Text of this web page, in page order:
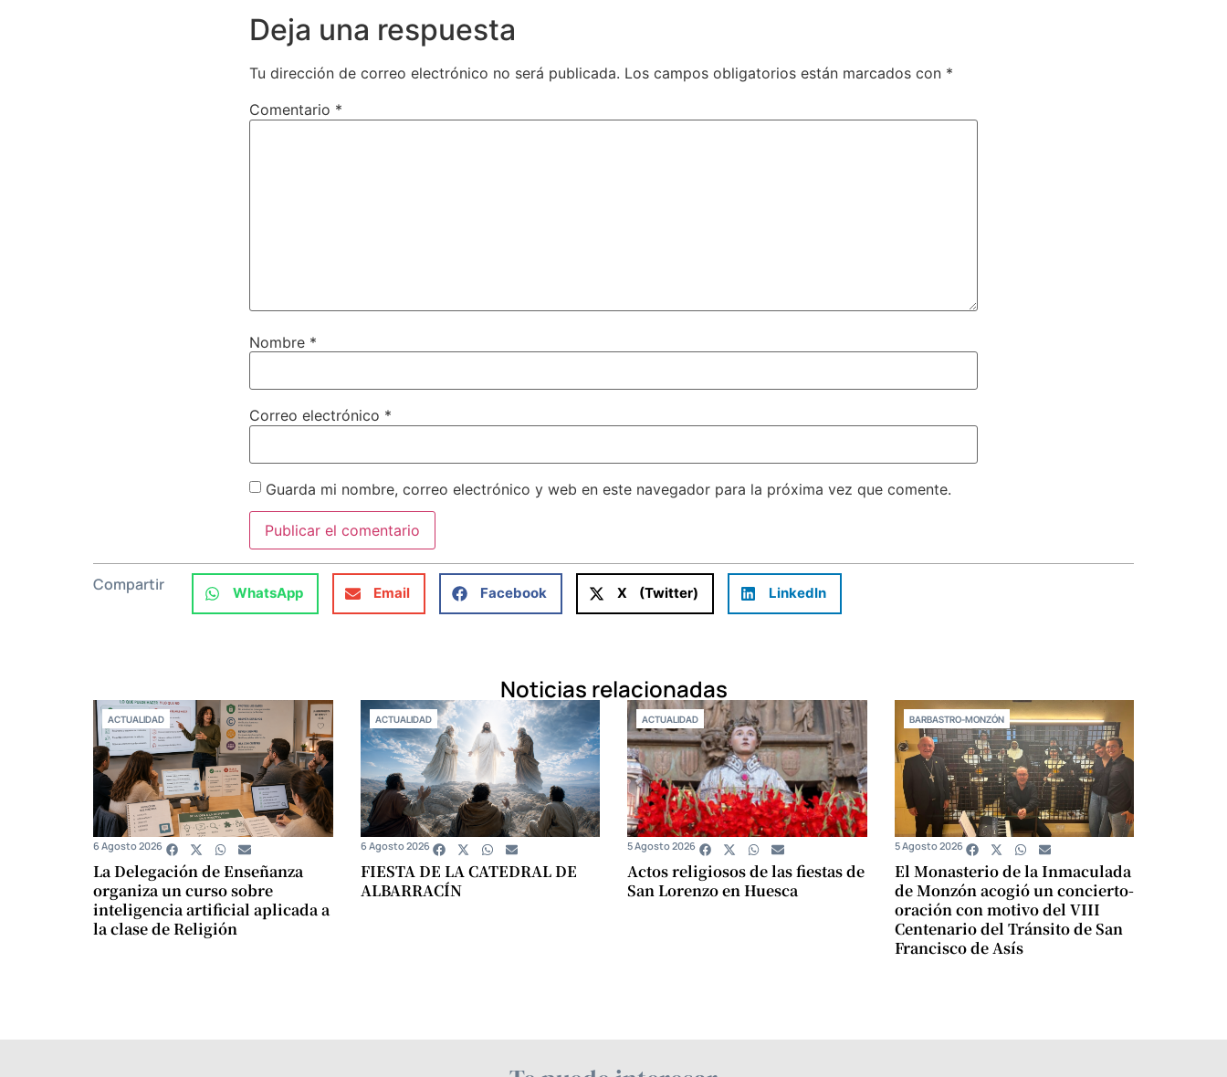
Deja una respuesta
Tu dirección de correo electrónico no será publicada. Los campos obligatorios están marcados con *
Comentario *
Nombre *
Correo electrónico *
Guarda mi nombre, correo electrónico y web en este navegador para la próxima vez que comente.
Compartir WhatsApp Email Facebook X (Twitter) LinkedIn
Noticias relacionadas
ACTUALIDAD
La Delegación de Enseñanza
organiza un curso sobre
inteligencia artificial aplicada a
la clase de Religión
6 Agosto 2026
ACTUALIDAD
FIESTA DE LA CATEDRAL DE
ALBARRACÍN
6 Agosto 2026
ACTUALIDAD
Actos religiosos de las fiestas de
San Lorenzo en Huesca
5 Agosto 2026
BARBASTRO-MONZÓN
El Monasterio de la Inmaculada
de Monzón acogió un concierto-
oración con motivo del VIII
Centenario del Tránsito de San
Francisco de Asís
5 Agosto 2026